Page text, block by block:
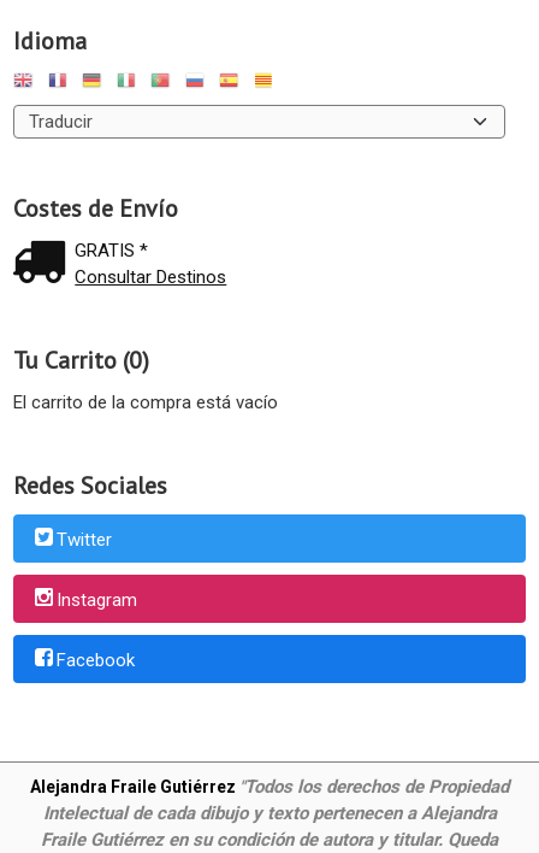
Idioma
Costes de Envío
GRATIS *
Consultar Destinos
Tu Carrito (0)
El carrito de la compra está vacío
Redes Sociales
Twitter
Instagram
Facebook
Alejandra Fraile Gutiérrez "Todos los derechos de Propiedad
Intelectual de cada dibujo y texto pertenecen a Alejandra
Fraile Gutiérrez en su condición de autora y titular. Queda